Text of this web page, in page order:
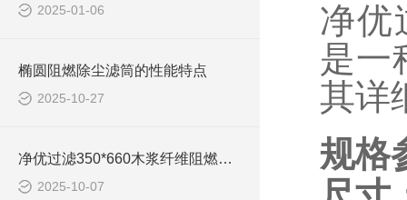
2025-01-06
椭圆阻燃除尘滤筒的性能特点
2025-10-27
净优过滤350*660木浆纤维阻燃除尘滤筒过滤精度
2025-10-07
净优
是一
其详
规格